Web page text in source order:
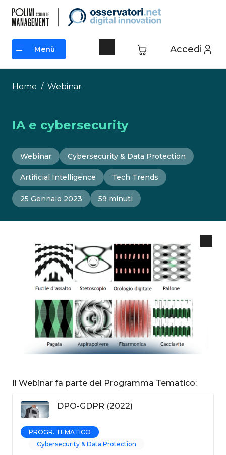
contenuto
Accedi
Menù
Menù
Home / Webinar
IA e cybersecurity
Webinar Cybersecurity & Data Protection
Artificial Intelligence Tech Trends
25 Gennaio 2023 59 minuti
Il Webinar fa parte del Programma Tematico:
DPO-GDPR (2022)
PROGR. TEMATICO
Cybersecurity & Data Protection